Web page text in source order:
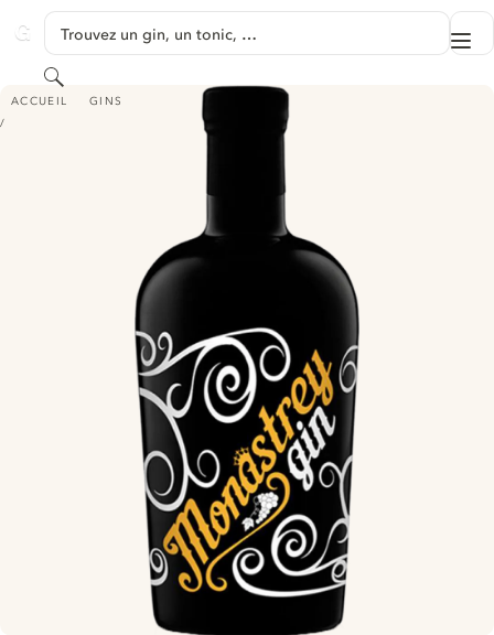
GINVENTORY
Trouvez un gin, un tonic, …
Rechercher
ACCUEIL GINS
MONASTREY GIN